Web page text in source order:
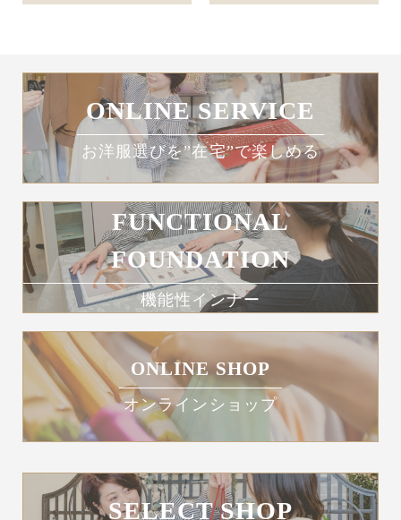
ONLINE SERVICE
お洋服選びを”在宅”で楽しめる
FUNCTIONAL
FOUNDATION
機能性インナー
ONLINE SHOP
オンラインショップ
SELECT SHOP